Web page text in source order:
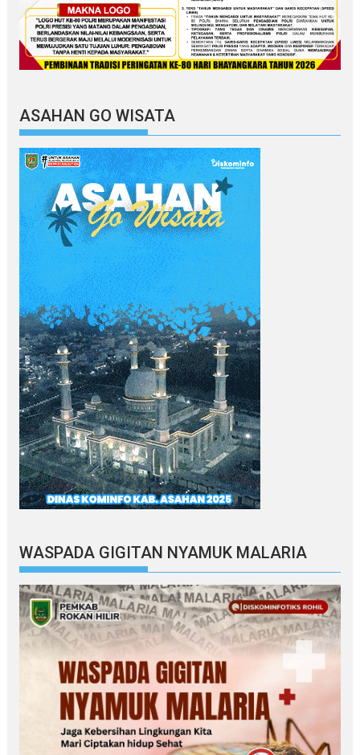
ASAHAN GO WISATA
WASPADA GIGITAN NYAMUK MALARIA